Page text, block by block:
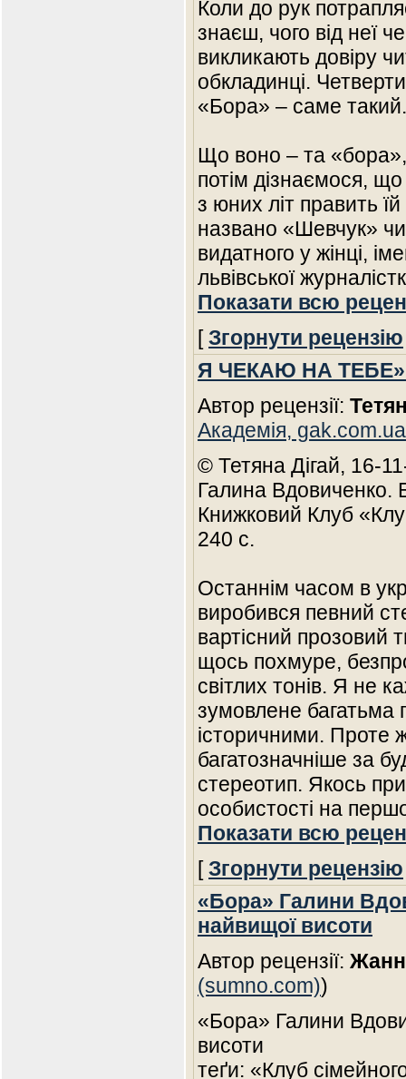
Коли до рук
знаєш, чого від неї
викликають довіру
обкладинці.
«Бора» – саме такий.
Що воно – та «бора»,
потім дізнаємося, що
з юних літ править
названо «Шевчук»
видатного у жінці,
львівської
Показати всю
[Згорнути рецензію
Я ЧЕКАЮ НА
Автор рецензії:
Академія, gak.com.ua
© Тетяна Дігай, 16-
Галина Вдовиченко.
Книжковий Клуб
240 с.
Останнім часом в
виробився певний
вартісний прозовий
щось похмуре,
світлих тонів. Я не
зумовлене
історичними. Проте
багатозначніше за
стереотип. Якось
особистості на
Показати всю
[Згорнути рецензію
«Бора» Галини
найвищої висоти
Автор рецензії:
(sumno.com))
«Бора» Галини
висоти
теґи: «Клуб